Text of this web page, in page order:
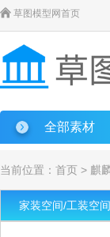
 草图模型网首页
全部素材
当前位置： 首页 > 麒
家装空间/工装空间